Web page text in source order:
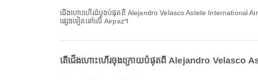
ជើងហោះហើរដំបូងបំផុតពី Alejandro Velasco Astete International Airport ទៅ Bogotá ជាមួយ Avianca ចេញដំណើរនៅម៉ោង 17:10។ អ្នកអាចមើលកាលវិភាគនេះ និងប្រៀបធៀបជម្រើសជើងហោះហើរ
ផ្សេងទៀតនៅលើ Airpaz។
តើជើងហោះហើរចុងក្រោយបំផុតពី Alejandro Velasco